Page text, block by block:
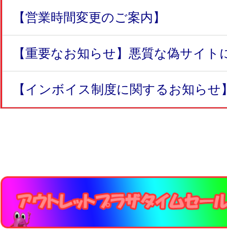
【営業時間変更のご案内】
【重要なお知らせ】悪質な偽サイト
【インボイス制度に関するお知らせ